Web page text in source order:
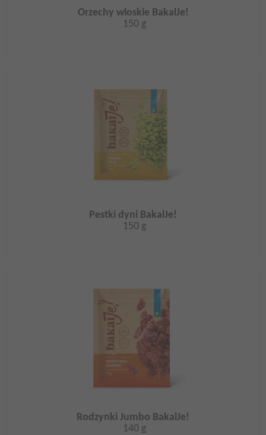
Orzechy wloskie BakalJe!
150 g
Pestki dyni BakalJe!
150 g
Rodzynki Jumbo BakalJe!
140 g